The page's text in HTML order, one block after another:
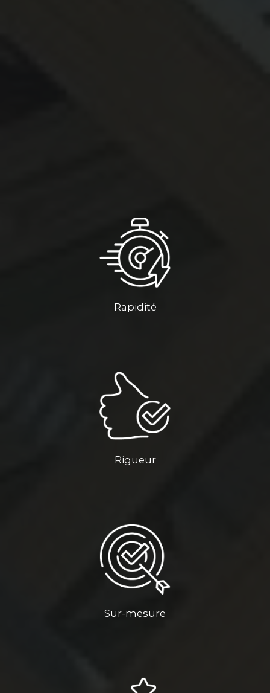
Rapidité
Rigueur
Sur-mesure